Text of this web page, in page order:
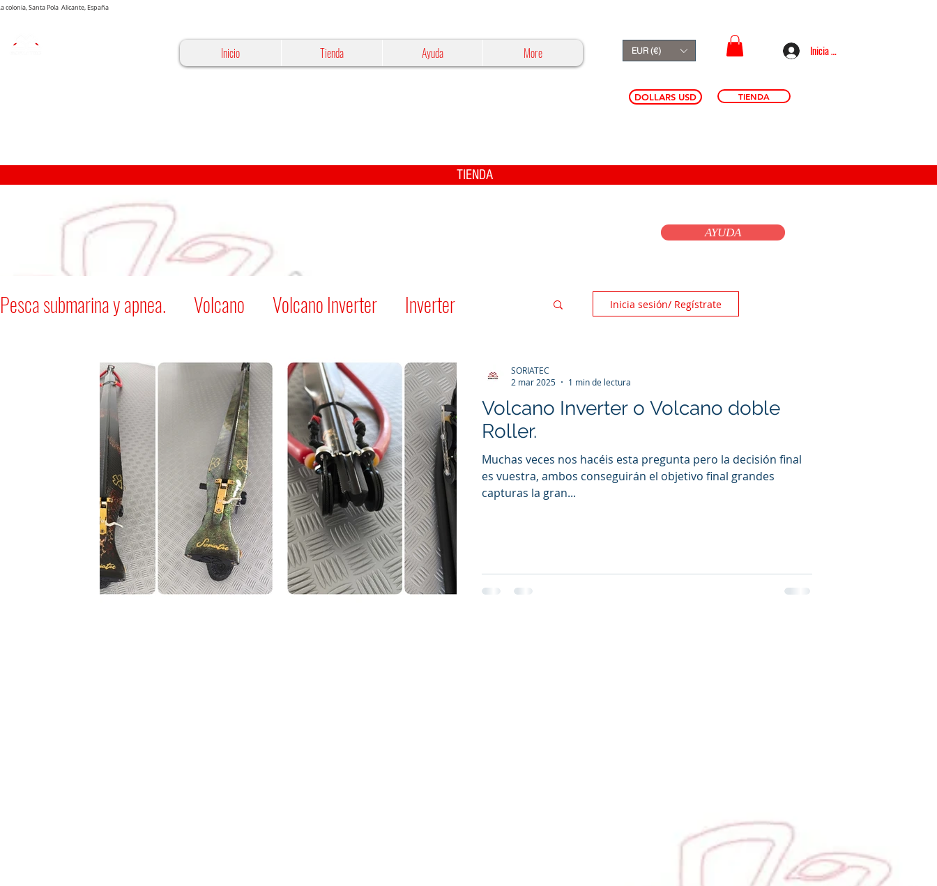
colonia, Santa Pola Alicante, España
Inicio Tienda Ayuda More EUR (€) Inicia sesión
DOLLARS USD TIENDA
TIENDA
AYUDA
Pesca submarina y apnea. Volcano Volcano Inverter Inverter Inicia sesión/ Regístrate
Volcano Inverter o Volcano doble
Roller.
Muchas veces nos hacéis esta pregunta pero la decisión final
es vuestra, ambos conseguirán el objetivo final grandes
capturas la gran...
SORIATEC
2 mar 2025
1 min de lectura